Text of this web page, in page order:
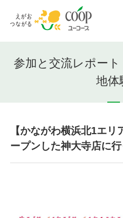
参加と交流レポー
地体
【かながわ横浜北1エ
ープンした神大寺店に行